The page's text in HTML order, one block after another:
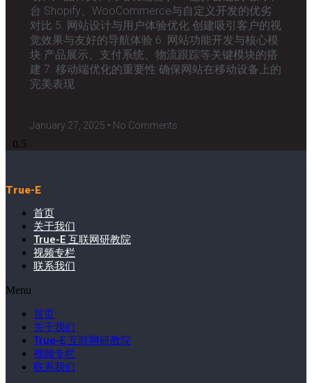
台 Shopify、WooCommerce与自定义开发的优劣
对比 5. 网站设计与用户体验优化 创建吸引客户的视
觉效果与友好的导航体验 6. 网站功能开发与核心模
块 产品展示、支付系统、物流跟踪等关键模块的搭
建 7. 移动端优化的重要性 确保网站在移动设备上的
完美表现
January 27, 2025 No Comments
True-E
首页
关于我们
True-E 互联网研教院
视频专栏
联系我们
Menu
首页
关于我们
True-E 互联网研教院
视频专栏
联系我们